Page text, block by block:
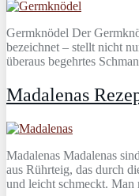
Germknödel Der
bezeichnet – stellt nicht
überaus begehrtes
Madalenas
Madalenas Madalenas
aus Rührteig, das durch
und leicht schmeckt.